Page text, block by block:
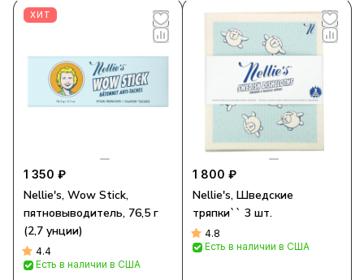
ХИТ
1 350 ₽
Nellie's, Wow Stick,
пятновыводитель, 76,5 г
(2,7 унции)
4.4
Есть в наличии в США
1 800 ₽
Nellie's, Шведские
тряпки`` 3 шт.
4.8
Есть в наличии в США